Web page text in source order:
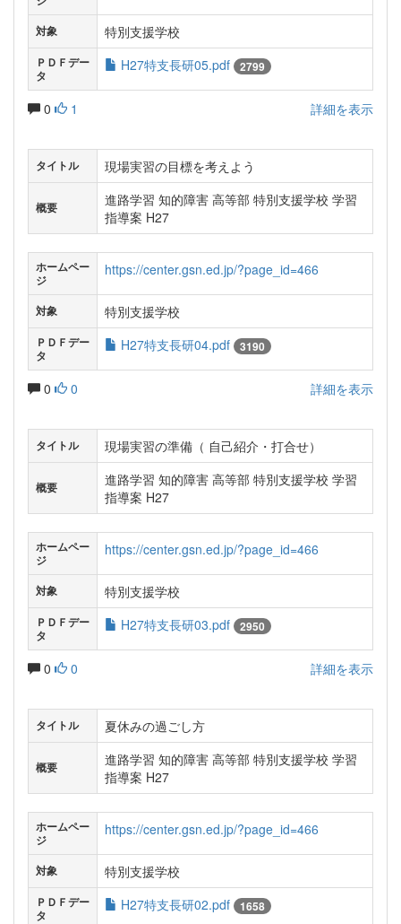
対象
特別支援学校
ＰＤＦデー
タ
H27特支長研05.pdf 2799
0 1 詳細を表示
タイトル 現場実習の目標を考えよう
概要
進路学習 知的障害 高等部 特別支援学校 学習
指導案 H27
ホームペー
ジ
https://center.gsn.ed.jp/?page_id=466
対象 特別支援学校
ＰＤＦデー
タ
H27特支長研04.pdf 3190
0 0 詳細を表示
タイトル 現場実習の準備（ 自己紹介・打合せ）
概要
進路学習 知的障害 高等部 特別支援学校 学習
指導案 H27
ホームペー
ジ
https://center.gsn.ed.jp/?page_id=466
対象 特別支援学校
ＰＤＦデー
タ
H27特支長研03.pdf 2950
0 0 詳細を表示
タイトル 夏休みの過ごし方
概要
進路学習 知的障害 高等部 特別支援学校 学習
指導案 H27
ホームペー
ジ
https://center.gsn.ed.jp/?page_id=466
対象 特別支援学校
ＰＤＦデー
タ
H27特支長研02.pdf 1658